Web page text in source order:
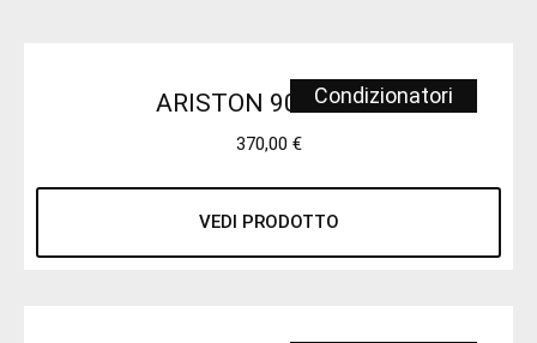
Condizionatori
ARISTON 9000 BTU
370,00 €
VEDI PRODOTTO